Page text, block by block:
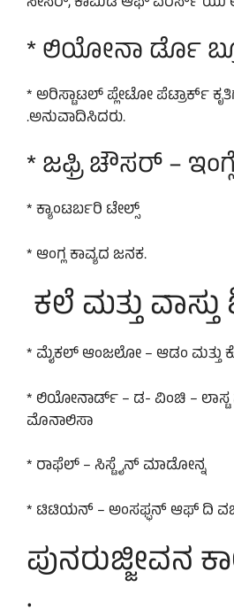
* ಲಿಯೋನಾ ರ್ಡೊ
* ಅರಿಸ್ಟಾಟಲ್ ಪ್ಲೇಟೋ ಪೆಟ್ರಾರ್ಕ್
.ಅನುವಾದಿಸಿದರು.
* ಜಫ್ರಿ ಚೌಸರ್ –
* ಕ್ಯಾಂಟರ್ಬರಿ ಟೇಲ್ಸ್
* ಆಂಗ್ಲ ಕಾವ್ಯದ ಜನಕ.
ಕಲೆ ಮತ್ತು ವಾಸ್ತು
* ಮೈಕಲ್ ಆಂಜಲೋ – ಆಡಂ ಮತ್ತು
* ಲಿಯೋನಾರ್ಡ್ – ಡ- ವಿಂಚಿ – ಲಾಸ್ಟ
ಮೊನಾಲಿಸಾ
* ರಾಫೆಲ್ – ಸಿಸ್ಟೈನ್ ಮಾಡೋನ್ನ
* ಟಿಟಿಯನ್ – ಅಂಸಫ್ಫನ್ ಆಫ್ ದಿ
ಪುನರುಜ್ಜೀವನ